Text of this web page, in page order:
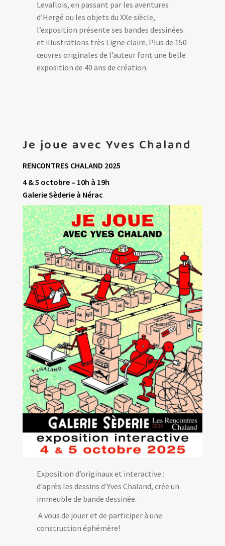
Levallois, en passant par les aventures
d’Hergé ou les objets du XXe siècle,
l’exposition présente ses bandes dessinées
et illustrations très Ligne claire. Plus de 150
œuvres originales de l’auteur font une belle
exposition de 40 ans de création.
Je joue avec Yves Chaland
RENCONTRES CHALAND 2025
4 & 5 octobre – 10h à 19h
Galerie Sèderie à Nérac
Exposition d’originaux et interactive :
d’après les dessins d’Yves Chaland, crée un
immeuble de bande dessinée.
A vous de jouer et de participer à une
construction éphémère!